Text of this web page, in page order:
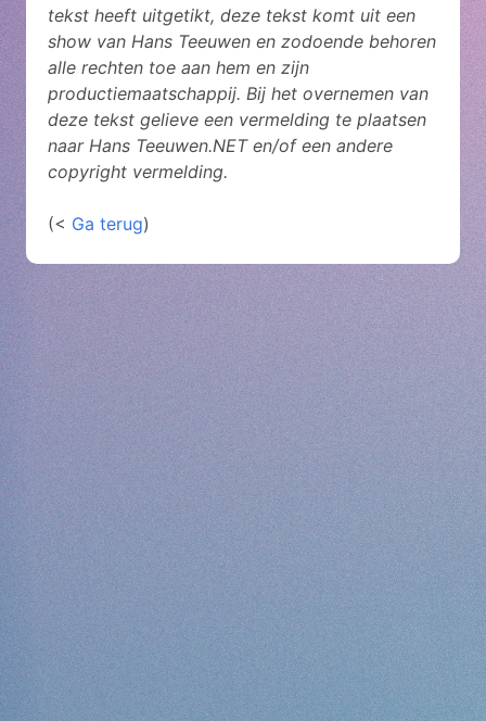
tekst heeft uitgetikt, deze tekst komt uit een
show van Hans Teeuwen en zodoende behoren
alle rechten toe aan hem en zijn
productiemaatschappij. Bij het overnemen van
deze tekst gelieve een vermelding te plaatsen
naar Hans Teeuwen.NET en/of een andere
copyright vermelding.
(< Ga terug)